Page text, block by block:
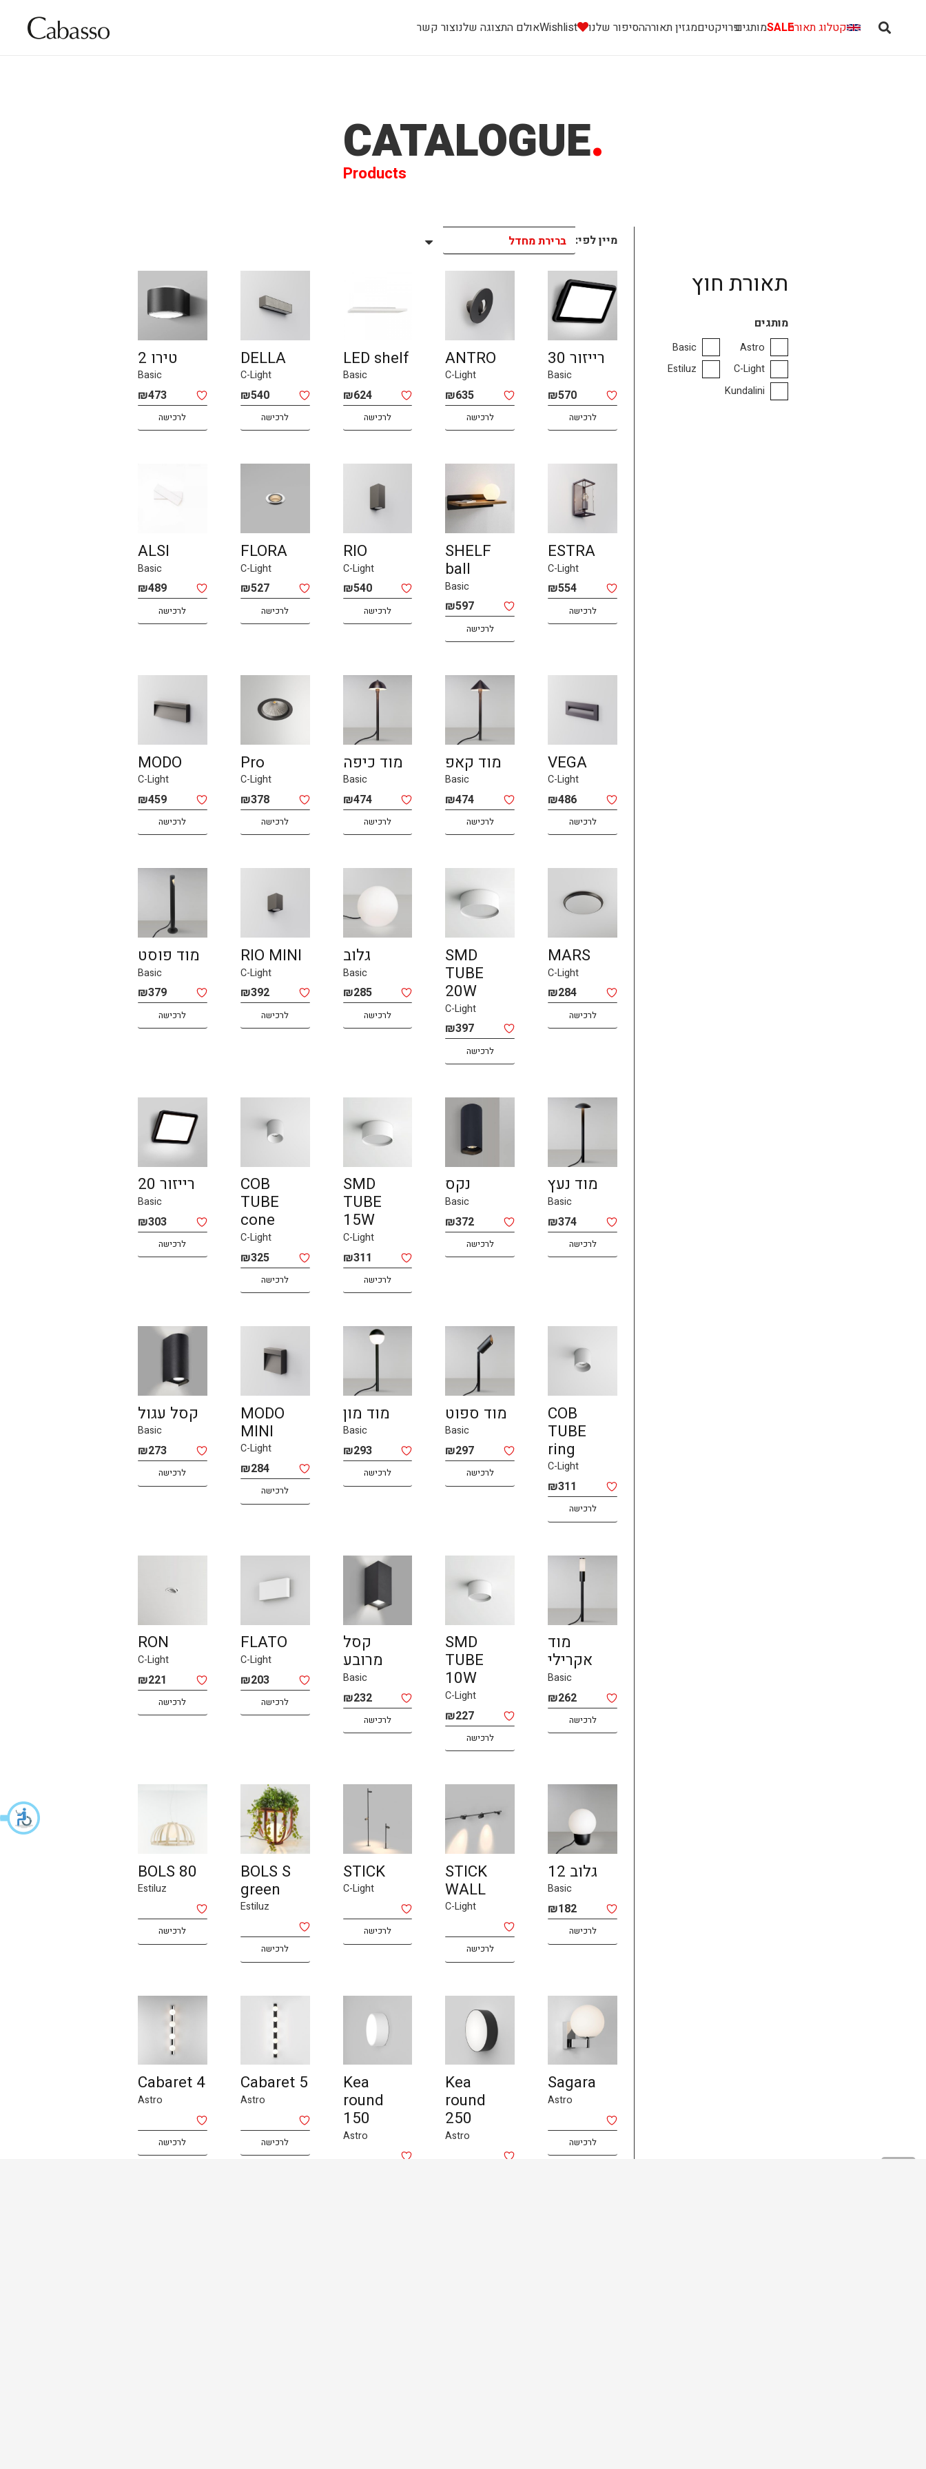
קטלוג תאורהSALEמותגיםפרויקטיםמגזין תאורההסיפור שלנו Wishlistאולם התצוגה שלנוצור קשר
CATALOGUE.
Products
מיין לפי:
תאורת חוץ
מותגים
Astro
Basic
C-Light
Estiluz
Kundalini
רייזור 30
Basic
₪570
לרכישה
ANTRO
C-Light
₪635
לרכישה
LED shelf
Basic
₪624
לרכישה
DELLA
C-Light
₪540
לרכישה
טירו 2
Basic
₪473
לרכישה
ESTRA
C-Light
₪554
לרכישה
SHELF
ball
Basic
₪597
לרכישה
RIO
C-Light
₪540
לרכישה
FLORA
C-Light
₪527
לרכישה
ALSI
Basic
₪489
לרכישה
VEGA
C-Light
₪486
לרכישה
מוד קאפ
Basic
₪474
לרכישה
מוד כיפה
Basic
₪474
לרכישה
Pro
C-Light
₪378
לרכישה
MODO
C-Light
₪459
לרכישה
MARS
C-Light
₪284
לרכישה
SMD
TUBE
20W
C-Light
₪397
לרכישה
גלוב
Basic
₪285
לרכישה
RIO MINI
C-Light
₪392
לרכישה
מוד פוסט
Basic
₪379
לרכישה
מוד נעץ
Basic
₪374
לרכישה
נקס
Basic
₪372
לרכישה
SMD
TUBE
15W
C-Light
₪311
לרכישה
COB
TUBE
cone
C-Light
₪325
לרכישה
רייזור 20
Basic
₪303
לרכישה
COB
TUBE
ring
C-Light
₪311
לרכישה
מוד ספוט
Basic
₪297
לרכישה
מוד מון
Basic
₪293
לרכישה
MODO
MINI
C-Light
₪284
לרכישה
קסל עגול
Basic
₪273
לרכישה
מוד
אקרילי
Basic
₪262
לרכישה
SMD
TUBE
10W
C-Light
₪227
לרכישה
קסל
מרובע
Basic
₪232
לרכישה
FLATO
C-Light
₪203
לרכישה
RON
C-Light
₪221
לרכישה
גלוב 12
Basic
₪182
לרכישה
STICK
WALL
C-Light
לרכישה
STICK
C-Light
לרכישה
BOLS S
green
Estiluz
לרכישה
BOLS 80
Estiluz
לרכישה
Sagara
Astro
לרכישה
Kea
round
250
Astro
Kea
round
150
Astro
Cabaret 5
Astro
לרכישה
Cabaret 4
Astro
לרכישה